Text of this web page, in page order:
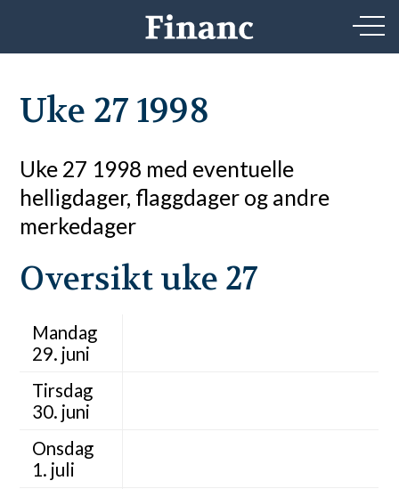
Uke 27 1998
Uke 27 1998 med eventuelle
helligdager, flaggdager og andre
merkedager
Oversikt uke 27
Mandag
29. juni
Tirsdag
30. juni
Onsdag
1. juli